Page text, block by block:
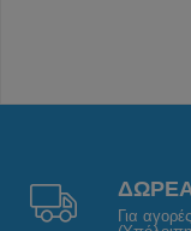
Για